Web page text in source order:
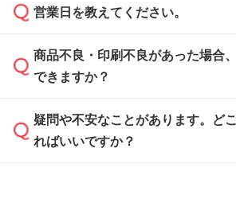
なお、印刷用データの作り方に関
しい
解像度の低い画像や、手書きの
などを、印刷に適したベクターデ
・フルカラーデータを1色に変換し
ご希望や商品の本体色を確認し、
本体色がブラック、ネイビーなど
白色か淡い色の印刷色をおすすめ
本体色がナチュラルなど淡色の場
っきりと目立たせたいときは濃い
らかい雰囲気にしたいときは淡い
営業日を教えてください。
営業日は平日の10:00～18:00で、
休みとなります。注文・見積・お
速やかに対応いたします。
商品不良・印刷不良があった場合
できますか？
お手数をお掛けいたしますが、至
フまでご連絡ください。商品の状
疑問や不安なことがあります。ど
ればいいですか？